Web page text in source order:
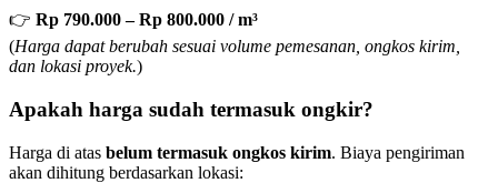
👉 Rp 790.000 – Rp 800.000 / m³
(Harga dapat berubah sesuai volume pemesanan, ongkos kirim,
dan lokasi proyek.)
Apakah harga sudah termasuk ongkir?
Harga di atas belum termasuk ongkos kirim. Biaya pengiriman
akan dihitung berdasarkan lokasi: